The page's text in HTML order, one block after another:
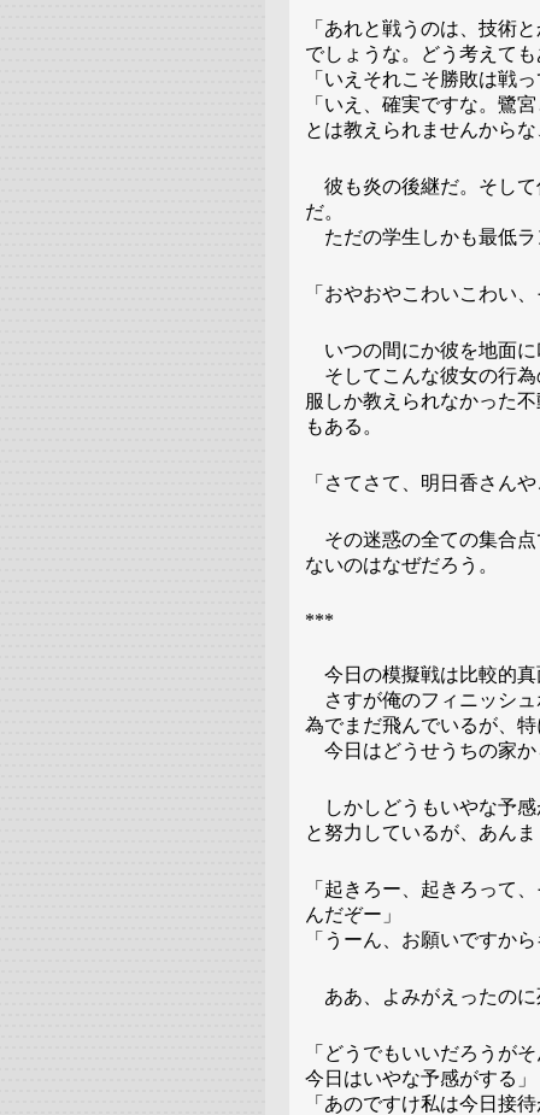
「あれと戦うのは、技術
でしょうな。どう考えて
「いえそれこそ勝敗は戦
「いえ、確実ですな。鷺
とは教えられませんから
彼も炎の後継だ。そして
だ。
ただの学生しかも最低ラ
「おやおやこわいこわい
いつの間にか彼を地面に
そしてこんな彼女の行為
服しか教えられなかった
もある。
「さてさて、明日香さん
その迷惑の全ての集合点
ないのはなぜだろう。
***
今日の模擬戦は比較的真
さすが俺のフィニッシュ
為でまだ飛んでいるが、
今日はどうせうちの家か
しかしどうもいやな予感
と努力しているが、あん
「起きろー、起きろって
んだぞー」
「うーん、お願いですか
ああ、よみがえったのに
「どうでもいいだろうが
今日はいやな予感がする」
「あのですけ私は今日接